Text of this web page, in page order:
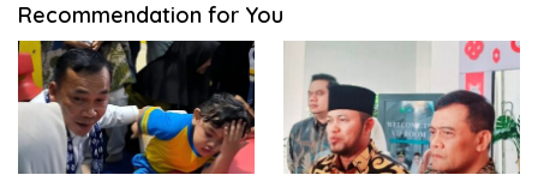
Recommendation for You